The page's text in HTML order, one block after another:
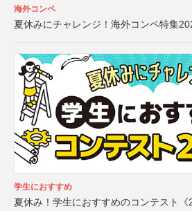
海外コンペ
夏休みにチャレンジ！海外コンペ特集
学生におすすめ
夏休み！学生におすすめのコンテスト《